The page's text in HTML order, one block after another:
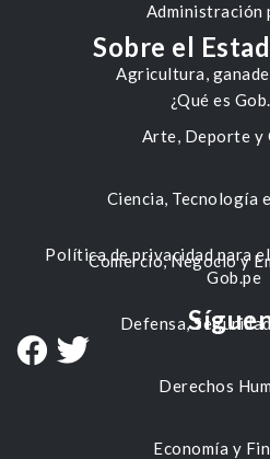
Administración
Agricultura,
Arte, Deporte y
Ciencia, Tecnología
Comercio, Negocio y
Defensa,
Derechos
Economía y
Sobre el
¿Qué es
Política de privacidad para
Gob.pe